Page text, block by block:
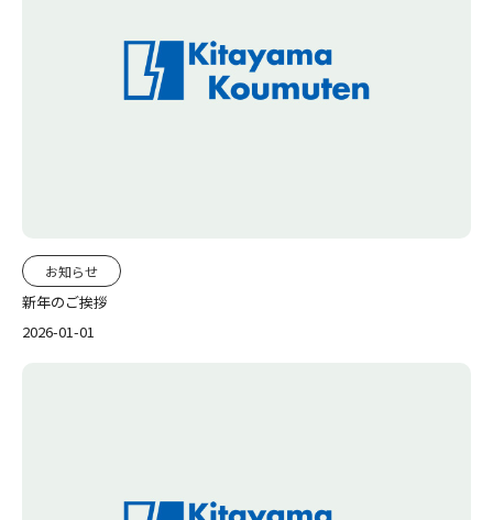
お知らせ
新年のご挨拶
2026-01-01